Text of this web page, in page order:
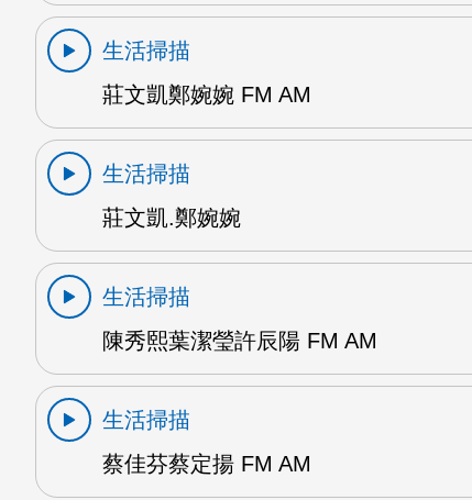
生活掃描
莊文凱鄭婉婉 FM AM
生活掃描
莊文凱.鄭婉婉
生活掃描
陳秀熙葉潔瑩許辰陽 FM AM
生活掃描
蔡佳芬蔡定揚 FM AM